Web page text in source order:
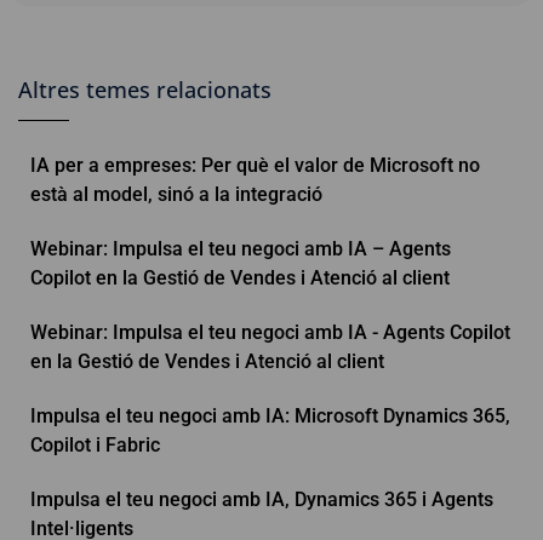
Altres temes relacionats
IA per a empreses: Per què el valor de Microsoft no
està al model, sinó a la integració
Webinar: Impulsa el teu negoci amb IA – Agents
Copilot en la Gestió de Vendes i Atenció al client
Webinar: Impulsa el teu negoci amb IA - Agents Copilot
en la Gestió de Vendes i Atenció al client
Impulsa el teu negoci amb IA: Microsoft Dynamics 365,
Copilot i Fabric
Impulsa el teu negoci amb IA, Dynamics 365 i Agents
Intel·ligents